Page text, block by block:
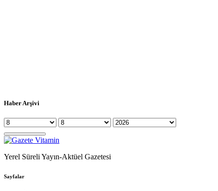
Haber Arşivi
Yerel Süreli Yayın-Aktüel Gazetesi
Sayfalar